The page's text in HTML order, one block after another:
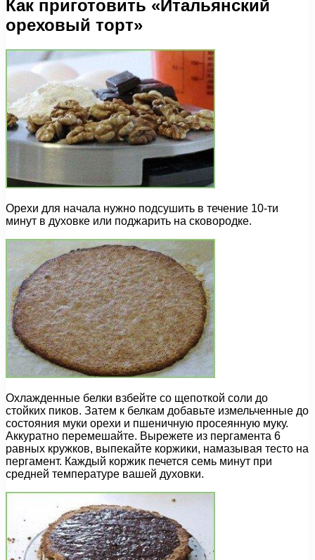
Как приготовить «Итальянский
ореховый торт»
Орехи для начала нужно подсушить в течение 10-ти
минут в духовке или поджарить на сковородке.
Охлажденные белки взбейте со щепоткой соли до
стойких пиков. Затем к белкам добавьте измельченные до
состояния муки орехи и пшеничную просеянную муку.
Аккуратно перемешайте. Вырежете из пергамента 6
равных кружков, выпекайте коржики, намазывая тесто на
пергамент. Каждый коржик печется семь минут при
средней температуре вашей духовки.